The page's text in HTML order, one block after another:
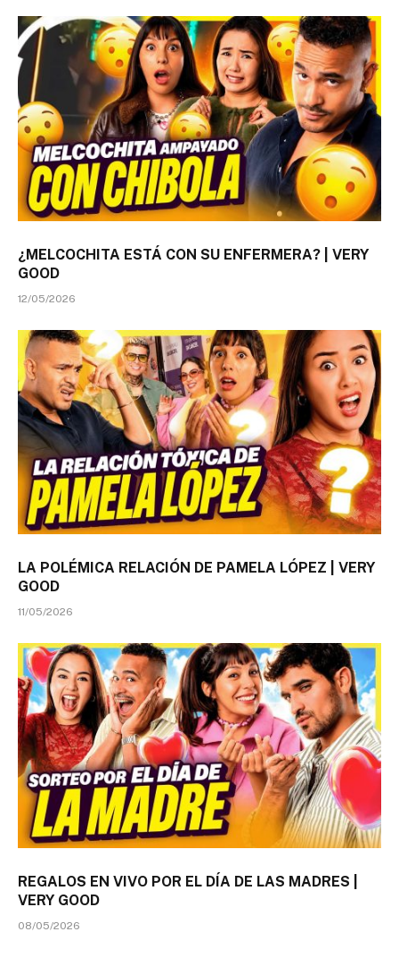
¿MELCOCHITA ESTÁ CON SU ENFERMERA? | VERY
GOOD
12/05/2026
LA POLÉMICA RELACIÓN DE PAMELA LÓPEZ | VERY
GOOD
11/05/2026
REGALOS EN VIVO POR EL DÍA DE LAS MADRES |
VERY GOOD
08/05/2026